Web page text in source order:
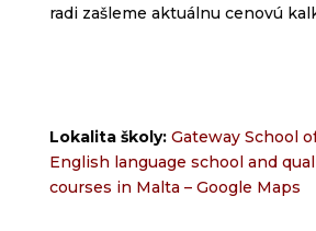
radi zašleme aktuálnu cenovú
Lokalita školy: Gateway School
English language school and
courses in Malta – Google Maps